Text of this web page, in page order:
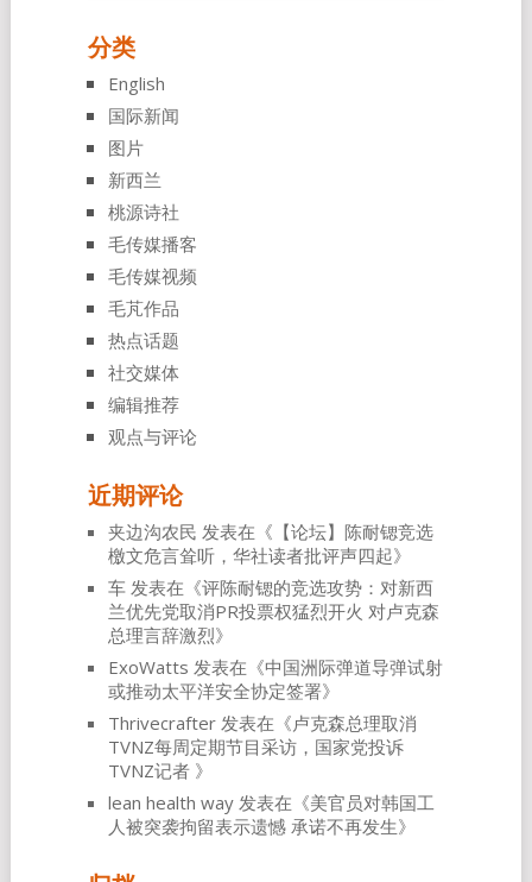
分类
English
国际新闻
图片
新西兰
桃源诗社
毛传媒播客
毛传媒视频
毛芃作品
热点话题
社交媒体
编辑推荐
观点与评论
近期评论
夹边沟农民 发表在《 【论坛】陈耐锶竞选
檄文危言耸听，华社读者批评声四起》
车发表在《评陈耐锶的竞选攻势：对新西
兰优先党取消PR投票权猛烈开火 对卢克森
总理言辞激烈》
ExoWatts 发表在《中国洲际弹道导弹试射
或推动太平洋安全协定签署》
Thrivecrafter发表在《卢克森总理取消
TVNZ每周定期节目采访，国家党投诉
TVNZ记者 》
lean health way发表在《美官员对韩国工
人被突袭拘留表示遗憾 承诺不再发生》